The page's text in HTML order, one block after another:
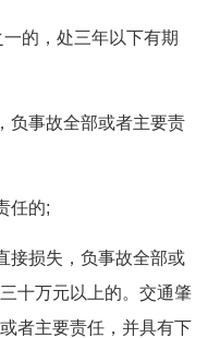
的，处三年以下有期
负事故全部或者主要责
任的;
接损失，负事故全部或
十万元以上的。交通肇
者主要责任，并具有下